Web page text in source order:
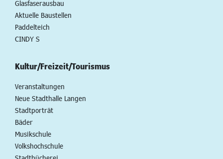
Glasfaserausbau
Aktuelle Baustellen
Paddelteich
CINDY S
Kultur/Freizeit/Tourismus
Veranstaltungen
Neue Stadthalle Langen
Stadtporträt
Bäder
Musikschule
Volkshochschule